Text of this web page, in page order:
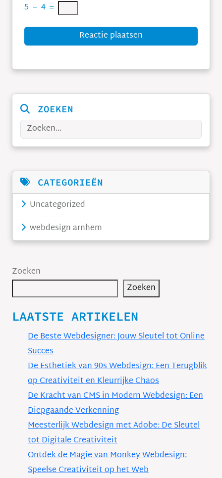
5 − 4 =
Reactie plaatsen
ZOEKEN
Zoeken
CATEGORIEËN
Uncategorized
webdesign arnhem
Zoeken
Zoeken
LAATSTE ARTIKELEN
De Beste Webdesigner: Jouw Sleutel tot Online
Succes
De Esthetiek van 90s Webdesign: Een Terugblik
op Creativiteit en Kleurrijke Chaos
De Kracht van CMS in Modern Webdesign: Een
Diepgaande Verkenning
Meesterlijk Webdesign met Adobe: De Sleutel
tot Digitale Creativiteit
Ontdek de Magie van Monkey Webdesign:
Speelse Creativiteit op het Web